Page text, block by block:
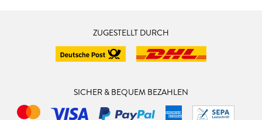
ZUGESTELLT DURCH
SICHER & BEQUEM BEZAHLEN